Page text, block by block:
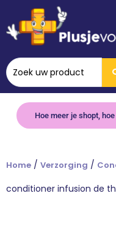
Hoe meer je shopt,
Home / Verzorging /
conditioner infusion de